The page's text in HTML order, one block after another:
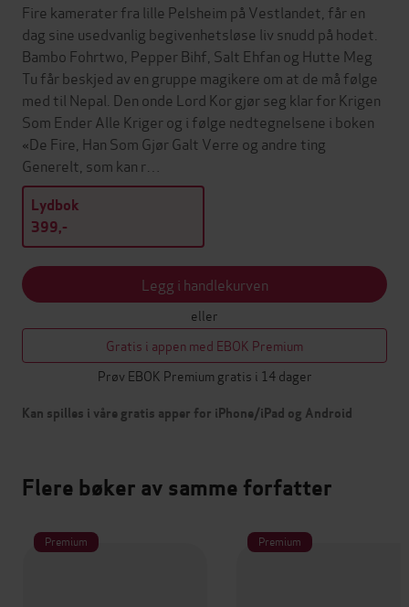
Fire kamerater fra lille Pelsheim på Vestlandet, får en
dag sine usedvanlig begivenhetsløse liv snudd på hodet.
Bambo Fohrtwo, Pepper Bihf, Salt Ehfan og Hutte Meg
Tu får beskjed av en gruppe magikere om at de må følge
med til Nepal. Den onde Lord Kor gjør seg klar for Krigen
Som Ender Alle Kriger og i følge nedtegnelsene i boken
«De Fire, Han Som Gjør Galt Verre og andre ting
Generelt, som kan r…
Lydbok
399,-
Legg i handlekurven
eller
Gratis i appen med EBOK Premium
Prøv EBOK Premium gratis i 14 dager
Kan spilles i våre gratis apper for iPhone/iPad og Android
Flere bøker av samme forfatter
Premium Premium